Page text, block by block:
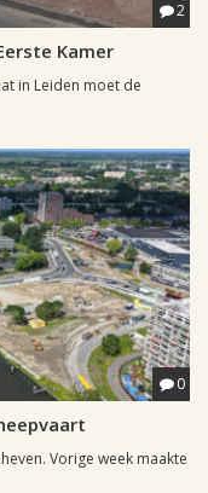
2
Kamer
in Leiden moet de
0
Vorige week maakte